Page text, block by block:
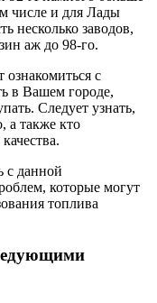
числе и для Лады
несколько заводов,
аж до 98-го.
ознакомиться с
в Вашем городе,
Следует узнать,
а также кто
с данной
которые могут
топлива